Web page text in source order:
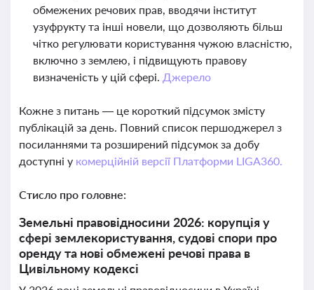
обмежених речових прав, вводячи інститут
узуфрукту та інші новели, що дозволяють більш
чітко регулювати користування чужою власністю,
включно з землею, і підвищують правову
визначеність у цій сфері. Джерело
Кожне з питань — це короткий підсумок змісту
публікацій за день. Повний список першоджерел з
посиланнями та розширений підсумок за добу
доступні у комерційній версії Платформи LIGA360.
Стисло про головне:
Земельні правовідносини 2026: корупція у
сфері землекористування, судові спори про
оренду та нові обмежені речові права в
Цивільному кодексі